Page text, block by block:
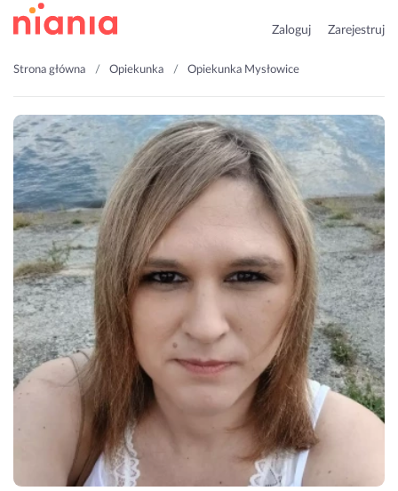
Zaloguj Zarejestruj
Strona główna Opiekunka Opiekunka Mysłowice